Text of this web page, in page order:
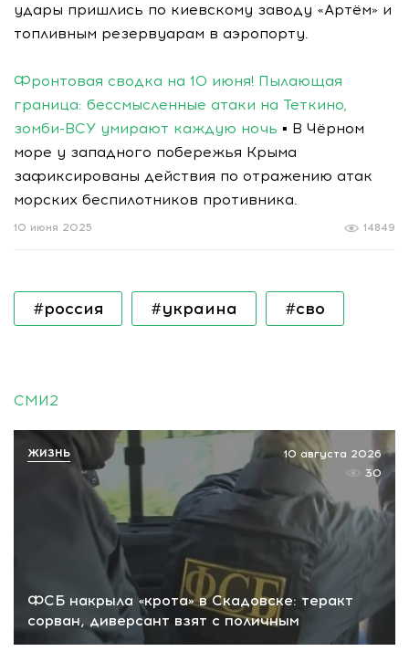
удары пришлись по киевскому заводу «Артём» и
топливным резервуарам в аэропорту.
Фронтовая сводка на 10 июня! Пылающая
граница: бессмысленные атаки на Теткино,
зомби-ВСУ умирают каждую ночь ▪️ В Чёрном
море у западного побережья Крыма
зафиксированы действия по отражению атак
морских беспилотников противника.
14849
10 июня 2025
#россия #украина #сво
СМИ2
ФСБ накрыла «крота» в Скадовске: теракт
сорван, диверсант взят с поличным
10 августа 2026
30
ЖИЗНЬ